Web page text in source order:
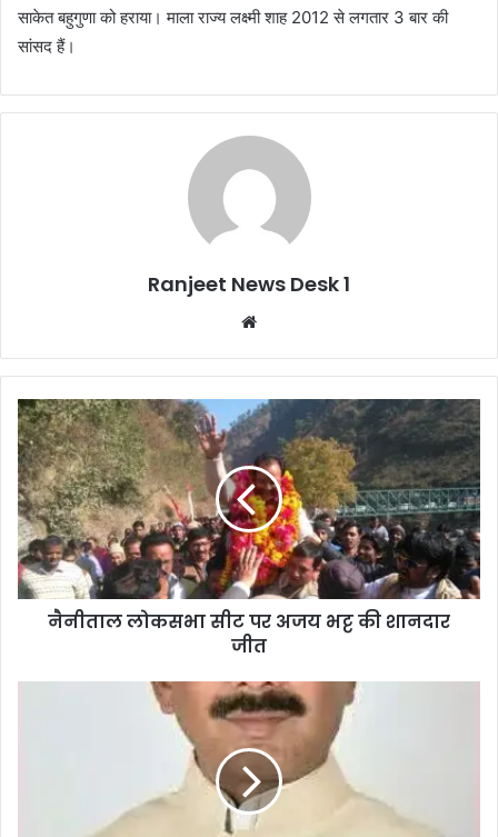
साकेत बहुगुणा को हराया। माला राज्य लक्ष्मी शाह 2012 से लगतार 3 बार की
सांसद हैं।
Ranjeet News Desk 1
te
नैनीताल लोकसभा सीट पर अजय भट्ट की शानदार
जीत